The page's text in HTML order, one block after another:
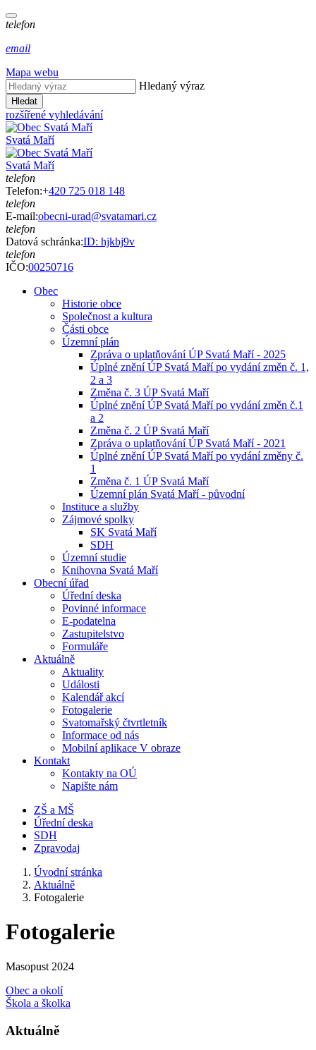
telefon
email
Mapa webu
Hledaný výraz
Hledat
rozšířené vyhledávání
Svatá Maří
Svatá Maří
telefon
Telefon:+420 725 018 148
telefon
E-mail:obecni-urad@svatamari.cz
telefon
Datová schránka:ID: hjkbj9v
telefon
IČO:00250716
Obec
Historie obce
Společnost a kultura
Části obce
Územní plán
Zpráva o uplatňování ÚP Svatá Maří - 2025
Úplné znění ÚP Svatá Maří po vydání změn č. 1,
2 a 3
Změna č. 3 ÚP Svatá Maří
Úplné znění ÚP Svatá Maří po vydání změn č.1
a 2
Změna č. 2 ÚP Svatá Maří
Zpráva o uplatňování ÚP Svatá Maří - 2021
Úplné znění ÚP Svatá Maří po vydání změny č.
1
Změna č. 1 ÚP Svatá Maří
Územní plán Svatá Maří - původní
Instituce a služby
Zájmové spolky
SK Svatá Maří
SDH
Územní studie
Knihovna Svatá Maří
Obecní úřad
Úřední deska
Povinné informace
E-podatelna
Zastupitelstvo
Formuláře
Aktuálně
Aktuality
Události
Kalendář akcí
Fotogalerie
Svatomařský čtvrtletník
Informace od nás
Mobilní aplikace V obraze
Kontakt
Kontakty na OÚ
Napište nám
ZŠ a MŠ
Úřední deska
SDH
Zpravodaj
Úvodní stránka
Aktuálně
Fotogalerie
Fotogalerie
Masopust 2024
Obec a okolí
Škola a školka
Aktuálně